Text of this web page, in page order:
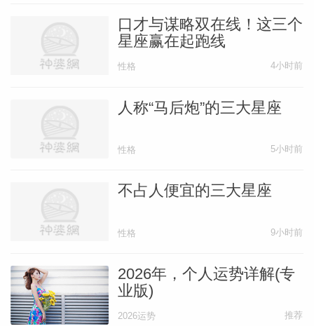
口才与谋略双在线！这三个
星座赢在起跑线
性格 4小时前
人称“马后炮”的三大星座
性格 5小时前
不占人便宜的三大星座
性格 9小时前
2026年，个人运势详解(专
业版)
2026运势 推荐